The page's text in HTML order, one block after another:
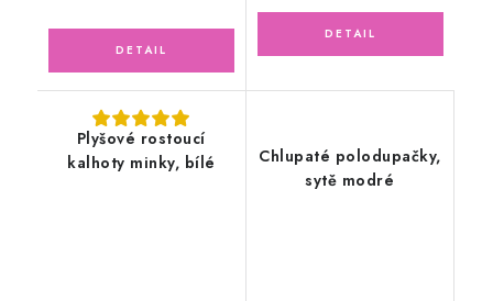
Plyšové rostoucí
kalhoty minky, bílé
Chlupaté polodupačky,
sytě modré